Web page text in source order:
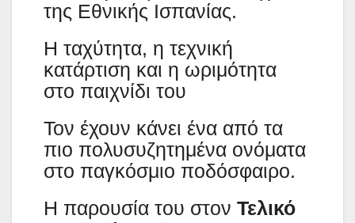
της Εθνικής Ισπανίας.
Η ταχύτητα, η τεχνική
κατάρτιση και η ωριμότητα
στο παιχνίδι του
Τον έχουν κάνει ένα από τα
πιο πολυσυζητημένα ονόματα
στο παγκόσμιο ποδόσφαιρο.
Η παρουσία του στον Τελικό